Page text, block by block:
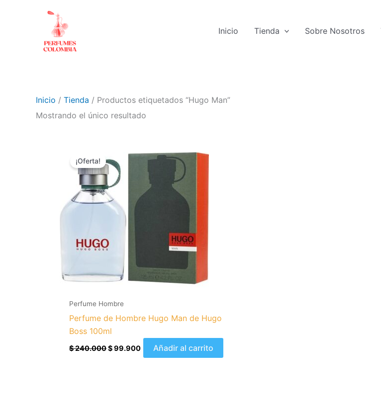
Inicio Tienda Sobre Nosotros
Inicio / Tienda / Productos etiquetados “Hugo Man”
Mostrando el único resultado
¡Oferta!
Perfume Hombre
Perfume de Hombre Hugo Man de Hugo
Boss 100ml
$240.000
precio
original
era:
$ 240.000.
$99.900
precio
es:
$ 99.900.
Añadir al carrito